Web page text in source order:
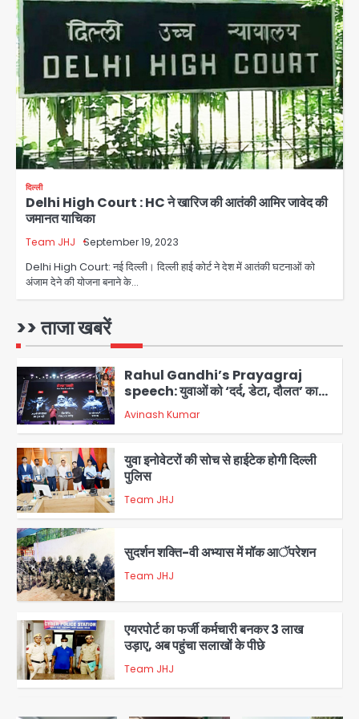
दिल्ली
Delhi High Court : HC ने खारिज की आतंकी आमिर जावेद की
जमानत याचिका
Team JHJ September 19, 2023
Delhi High Court: नई दिल्ली। दिल्ली हाई कोर्ट ने देश में आतंकी घटनाओं को
अंजाम देने की योजना बनाने के…
>> ताजा खबरें
3
युवा इनोवेटरों की सोच से हाईटेक होगी दिल्ली
पुलिस
Team JHJ
सुदर्शन शक्ति-वी अभ्यास में मॉक आॅपरेशन
Team JHJ
एयरपोर्ट का फर्जी कर्मचारी बनकर 3 लाख
Team JHJ
Noida Sector-49: सेक्टर-49 में 18
2
Rahul Gandhi’s Prayagraj
speech: युवाओं को ‘दर्द, डेटा, दौलत’ का
संदेश, बीजेपी का वार
Avinash Kumar
3
युवा इनोवेटरों की सोच से हाईटेक होगी दिल्ली
पुलिस
Team JHJ
4
सुदर्शन शक्ति-वी अभ्यास में मॉक आॅपरेशन
Team JHJ
5
एयरपोर्ट का फर्जी कर्मचारी बनकर 3 लाख
उड़ाए, अब पहुंचा सलाखों के पीछे
Team JHJ
Noida Sector-49: सेक्टर-49 में 18